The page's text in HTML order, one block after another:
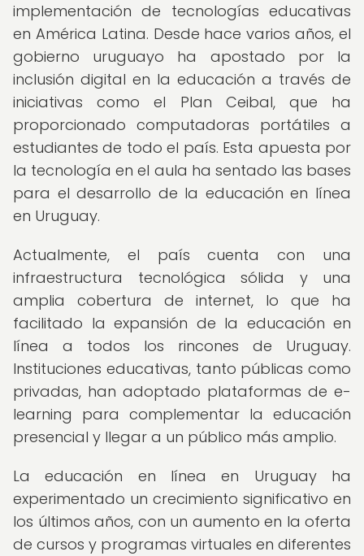
implementación de tecnologías educativas
en América Latina. Desde hace varios años, el
gobierno uruguayo ha apostado por la
inclusión digital en la educación a través de
iniciativas como el Plan Ceibal, que ha
proporcionado computadoras portátiles a
estudiantes de todo el país. Esta apuesta por
la tecnología en el aula ha sentado las bases
para el desarrollo de la educación en línea
en Uruguay.
Actualmente, el país cuenta con una
infraestructura tecnológica sólida y una
amplia cobertura de internet, lo que ha
facilitado la expansión de la educación en
línea a todos los rincones de Uruguay.
Instituciones educativas, tanto públicas como
privadas, han adoptado plataformas de e-
learning para complementar la educación
presencial y llegar a un público más amplio.
La educación en línea en Uruguay ha
experimentado un crecimiento significativo en
los últimos años, con un aumento en la oferta
de cursos y programas virtuales en diferentes